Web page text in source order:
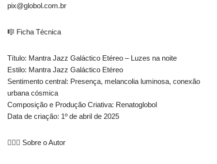
pix@globol.com.br
🎼 Ficha Técnica
Título: Mantra Jazz Galáctico Etéreo – Luzes na noite
Estilo: Mantra Jazz Galáctico Etéreo
Sentimento central: Presença, melancolia luminosa, conexão
urbana cósmica
Composição e Produção Criativa: Renatoglobol
Data de criação: 1º de abril de 2025
🧔🏾‍♂️ Sobre o Autor